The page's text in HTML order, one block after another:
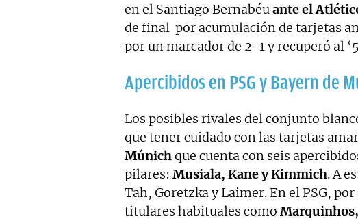
en el Santiago Bernabéuante el
de final por acumulación de tarjetas
por un marcador de 2-1 y recuperó al
Apercibidos en PSG y Bayern de
Los posibles rivales del conjunto
que tener cuidado con las tarjetas
Múnichque cuenta con seis
pilares: Musiala, Kane y Kimmich. A
Tah, Goretzka y Laimer. En el PSG,
titulares habituales como Marquinhos,